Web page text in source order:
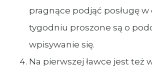
pragnące podjąć posługę w
tygodniu proszone są o
wpisywanie się.
Na pierwszej ławce jest też